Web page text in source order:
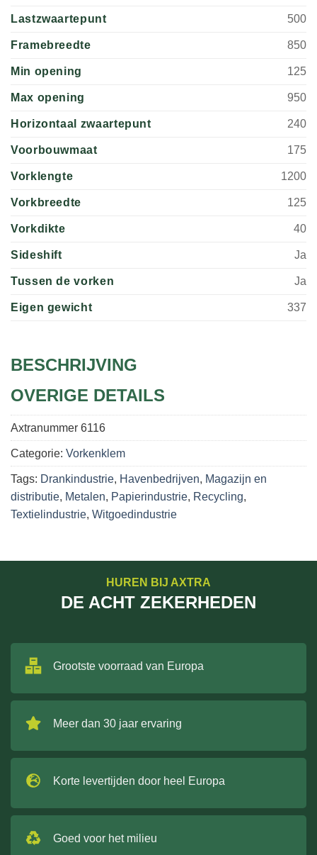
Lastzwaartepunt 500
Framebreedte 850
Min opening 125
Max opening 950
Horizontaal zwaartepunt 240
Voorbouwmaat 175
Vorklengte 1200
Vorkbreedte 125
Vorkdikte 40
Sideshift Ja
Tussen de vorken Ja
Eigen gewicht 337
BESCHRIJVING
OVERIGE DETAILS
Axtranummer 6116
Categorie: Vorkenklem
Tags: Drankindustrie, Havenbedrijven, Magazijn en
distributie, Metalen, Papierindustrie, Recycling,
Textielindustrie, Witgoedindustrie
HUREN BIJ AXTRA
DE ACHT ZEKERHEDEN
Grootste voorraad van Europa
Meer dan 30 jaar ervaring
Korte levertijden door heel Europa
Goed voor het milieu